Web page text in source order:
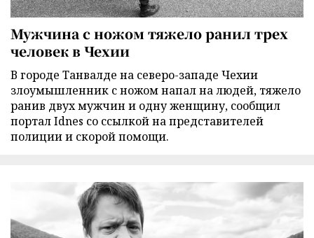
Мужчина с ножом тяжело ранил трех
человек в Чехии
В городе Танвалде на северо-западе Чехии
злоумышленник с ножом напал на людей, тяжело
ранив двух мужчин и одну женщину, сообщил
портал Idnes со ссылкой на представителей
полиции и скорой помощи.